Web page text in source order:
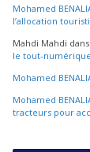
Mohamed
l’allocation
Mahdi Mahdi dans
le tout-
Mohamed
Mohamed
tracteurs pour